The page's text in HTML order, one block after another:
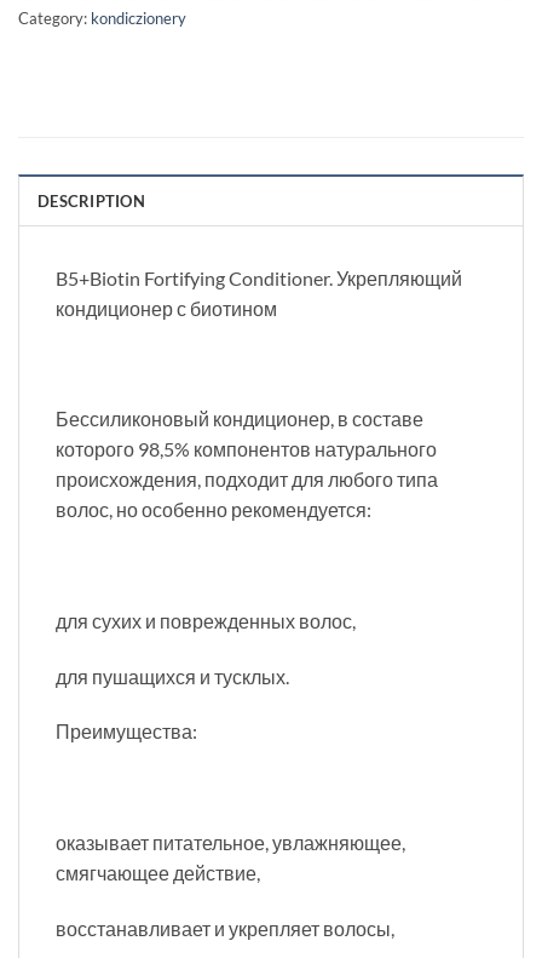
Category: kondiczionery
DESCRIPTION
B5+Biotin Fortifying Conditioner. Укрепляющий
кондиционер с биотином
Бессиликоновый кондиционер, в составе
которого 98,5% компонентов натурального
происхождения, подходит для любого типа
волос, но особенно рекомендуется:
для сухих и поврежденных волос,
для пушащихся и тусклых.
Преимущества:
оказывает питательное, увлажняющее,
смягчающее действие,
восстанавливает и укрепляет волосы,